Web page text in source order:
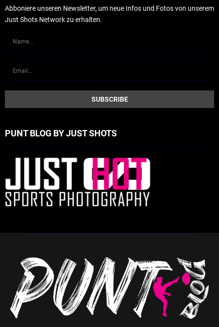
Abboniere unseren Newsletter, um neue Infos und Fotos von unserem
Just Shots Network zu erhalten.
PUNT BLOG BY JUST SHOTS